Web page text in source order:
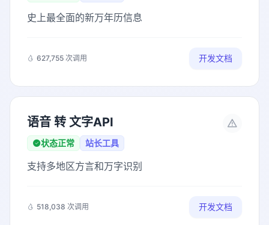
史上最全面的新万年历信息
627,755 次调用 开发文档
语音 转 文字API
状态正常 站长工具
支持多地区方言和万字识别
518,038 次调用 开发文档